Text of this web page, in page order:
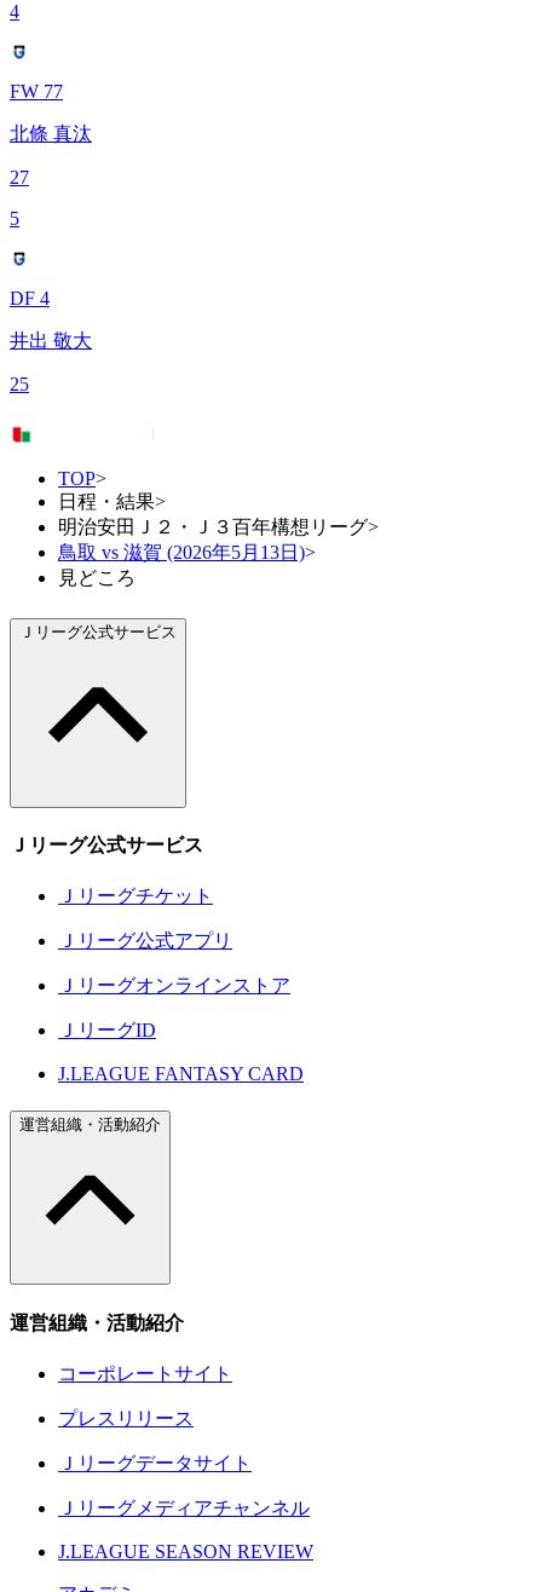
4
FW 77
北條 真汰
27
5
DF 4
井出 敬大
25
TOP>
日程・結果>
明治安田Ｊ２・Ｊ３百年構想リーグ>
鳥取 vs 滋賀 (2026年5月13日)>
見どころ
Ｊリーグ公式サービス
Ｊリーグ公式サービス
Ｊリーグチケット
Ｊリーグ公式アプリ
Ｊリーグオンラインストア
ＪリーグID
J.LEAGUE FANTASY CARD
運営組織・活動紹介
運営組織・活動紹介
コーポレートサイト
プレスリリース
Ｊリーグデータサイト
Ｊリーグメディアチャンネル
J.LEAGUE SEASON REVIEW